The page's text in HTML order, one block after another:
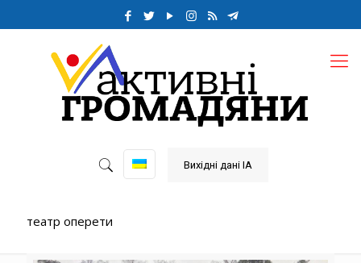
Вихідні дані ІА
театр оперети